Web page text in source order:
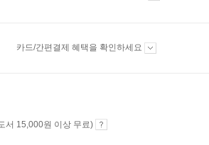
카드/간편결제 혜택을 확인하세요
서 15,000원 이상 무료)